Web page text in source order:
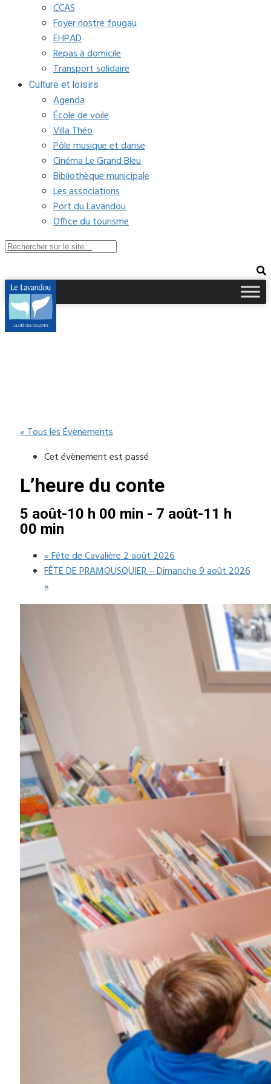
CCAS
Foyer nostre fougau
EHPAD
Repas à domicile
Transport solidaire
Culture et loisirs
Agenda
École de voile
Villa Théo
Pôle musique et danse
Cinéma Le Grand Bleu
Bibliothèque municipale
Les associations
Port du Lavandou
Office du tourisme
« Tous les Évènements
Cet évènement est passé
L’heure du conte
5 août-10 h 00 min - 7 août-11 h
00 min
«Fête de Cavalière 2 août 2026
FÊTE DE PRAMOUSQUIER – Dimanche 9 août 2026
»